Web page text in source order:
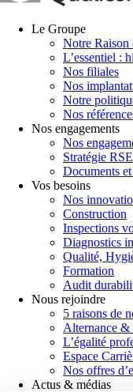
Le Groupe
Notre Raison
L’essentiel :
Nos filiales
Nos
Notre
Nos
Nos engagements
Nos
Stratégie RSE
Documents
Vos besoins
Nos
Construction
Inspections
Diagnostics
Qualité,
Formation
Audit
Nous rejoindre
5 raisons de
Alternance &
L’égalité
Espace
Nos offres
Actus & médias